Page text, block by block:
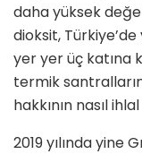
daha yüksek
dioksit,
yer yer üç katına
termik
hakkının nasıl
2019 yılında yine